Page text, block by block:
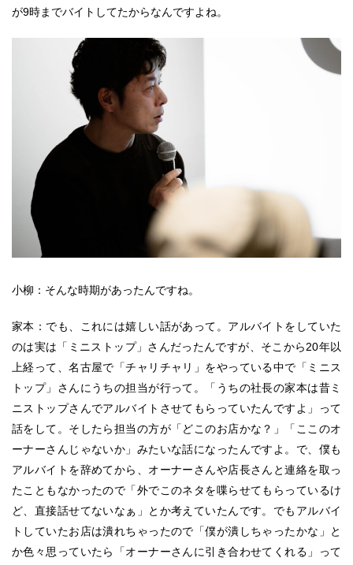
が9時までバイトしてたからなんですよね。
小柳：そんな時期があったんですね。
家本：でも、これには嬉しい話があって。アルバイトをしていた
のは実は「ミニストップ」さんだったんですが、そこから20年以
上経って、名古屋で「チャリチャリ」をやっている中で「ミニス
トップ」さんにうちの担当が行って。「うちの社長の家本は昔ミ
ニストップさんでアルバイトさせてもらっていたんですよ」って
話をして。そしたら担当の方が「どこのお店かな？」「ここのオ
ーナーさんじゃないか」みたいな話になったんですよ。で、僕も
アルバイトを辞めてから、オーナーさんや店長さんと連絡を取っ
たこともなかったので「外でこのネタを喋らせてもらっているけ
ど、直接話せてないなぁ」とか考えていたんです。でもアルバイ
トしていたお店は潰れちゃったので「僕が潰しちゃったかな」と
か色々思っていたら「オーナーさんに引き合わせてくれる」って